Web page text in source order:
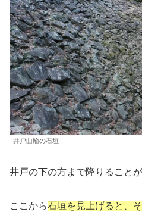
井戸曲輪の石垣
井戸の下の方まで降りることが
ここから石垣を見上げると、